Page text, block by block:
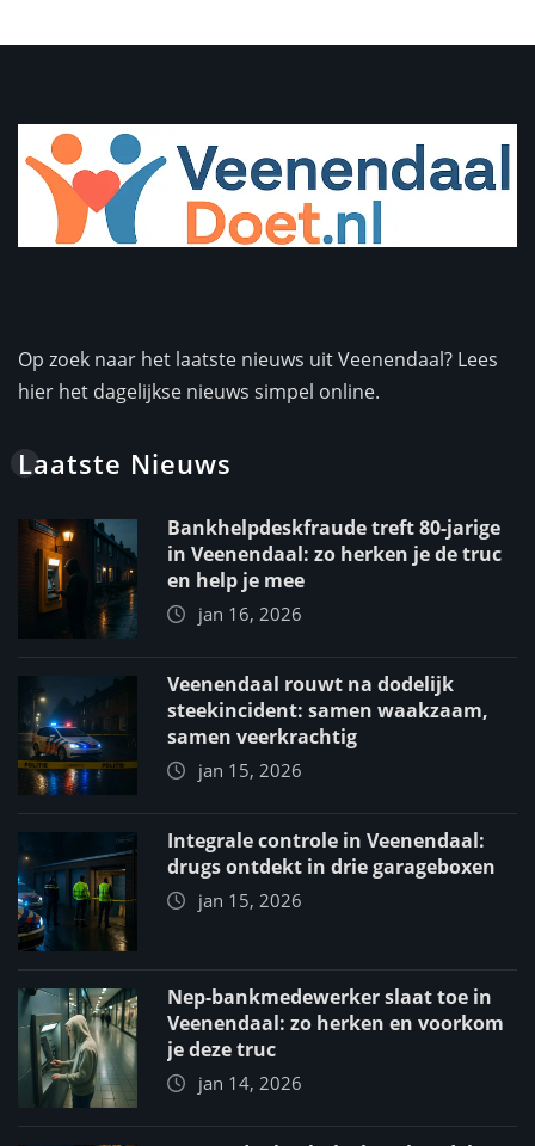
Op zoek naar het laatste nieuws uit Veenendaal? Lees
hier het dagelijkse nieuws simpel online.
Laatste Nieuws
Bankhelpdeskfraude treft 80-jarige
in Veenendaal: zo herken je de truc
en help je mee
jan 16, 2026
Veenendaal rouwt na dodelijk
steekincident: samen waakzaam,
samen veerkrachtig
jan 15, 2026
Integrale controle in Veenendaal:
drugs ontdekt in drie garageboxen
jan 15, 2026
Nep-bankmedewerker slaat toe in
Veenendaal: zo herken en voorkom
je deze truc
jan 14, 2026